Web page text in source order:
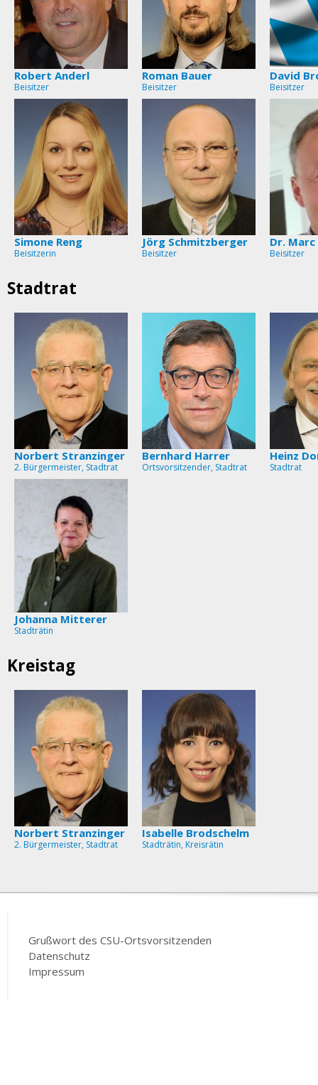
Robert Anderl
Beisitzer
Roman Bauer
Beisitzer
David
Beisitzer
Simone Reng
Beisitzerin
Jörg Schmitzberger
Beisitzer
Dr.
Beisitzer
Stadtrat
Norbert Stranzinger
2. Bürgermeister, Stadtrat
Bernhard Harrer
Ortsvorsitzender, Stadtrat
Heinz
Stadtrat
Johanna Mitterer
Stadträtin
Kreistag
Norbert Stranzinger
2. Bürgermeister, Stadtrat
Isabelle Brodschelm
Stadträtin, Kreisrätin
Grußwort des CSU-Ortsvorsitzenden
Datenschutz
Impressum